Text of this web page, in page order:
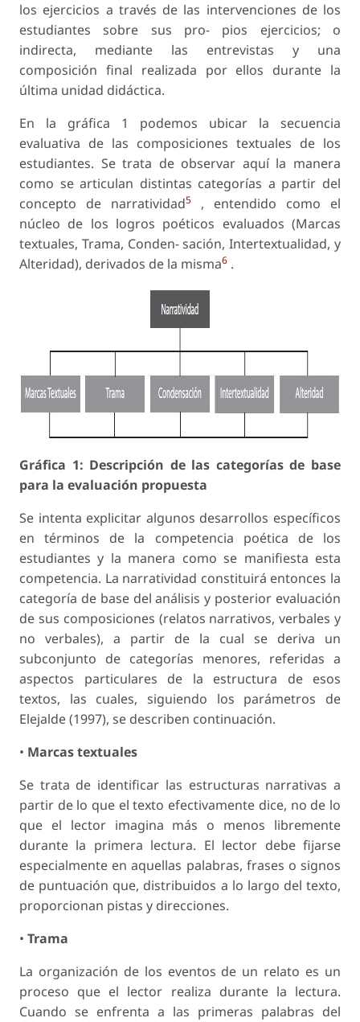
los ejercicios a través de las intervenciones de los
estudiantes sobre sus pro- pios ejercicios; o
indirecta, mediante las entrevistas y una
composición final realizada por ellos durante la
última unidad didáctica.
En la gráfica 1 podemos ubicar la secuencia
evaluativa de las composiciones textuales de los
estudiantes. Se trata de observar aquí la manera
como se articulan distintas categorías a partir del
concepto de narratividad5
, entendido como el
núcleo de los logros poéticos evaluados (Marcas
textuales, Trama, Conden- sación, Intertextualidad, y
Alteridad), derivados de la misma6 .
Gráfica 1: Descripción de las categorías de base
para la evaluación propuesta
Se intenta explicitar algunos desarrollos específicos
en términos de la competencia poética de los
estudiantes y la manera como se manifiesta esta
competencia. La narratividad constituirá entonces la
categoría de base del análisis y posterior evaluación
de sus composiciones (relatos narrativos, verbales y
no verbales), a partir de la cual se deriva un
subconjunto de categorías menores, referidas a
aspectos particulares de la estructura de esos
textos, las cuales, siguiendo los parámetros de
Elejalde (1997), se describen continuación.
• Marcas textuales
Se trata de identificar las estructuras narrativas a
partir de lo que el texto efectivamente dice, no de lo
que el lector imagina más o menos libremente
durante la primera lectura. El lector debe fijarse
especialmente en aquellas palabras, frases o signos
de puntuación que, distribuidos a lo largo del texto,
proporcionan pistas y direcciones.
• Trama
La organización de los eventos de un relato es un
proceso que el lector realiza durante la lectura.
Cuando se enfrenta a las primeras palabras del